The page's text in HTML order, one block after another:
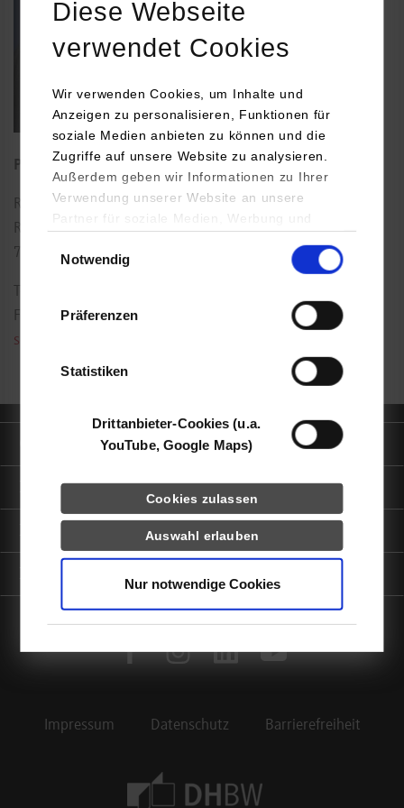
Diese Webseite
verwendet Cookies
Wir verwenden Cookies, um Inhalte und
Anzeigen zu personalisieren, Funktionen für
soziale Medien anbieten zu können und die
Zugriffe auf unsere Website zu analysieren.
Außerdem geben wir Informationen zu Ihrer
Verwendung unserer Website an unsere
Partner für soziale Medien, Werbung und
YouTube, Google Maps) führen diese
Daten zusammen, die Sie ihnen bereitgestellt
haben oder die sie im Rahmen Ihrer Nutzung
Notwendig
Präferenzen
Statistiken
Drittanbieter-Cookies (u.a.
YouTube, Google Maps)
Cookies zulassen
Auswahl erlauben
Nur notwendige Cookies
Professor für Wirtschaftsinformatik
Rotebühlplatz 41
Raum: 4.07
70178
Stuttgart
Fax: 0711/1849-4549
sebastian.richter@dhbw-stuttgart.de
Informationen für
facebookinstagramlinkedinyoutube
Impressum Datenschutz Barrierefreiheit